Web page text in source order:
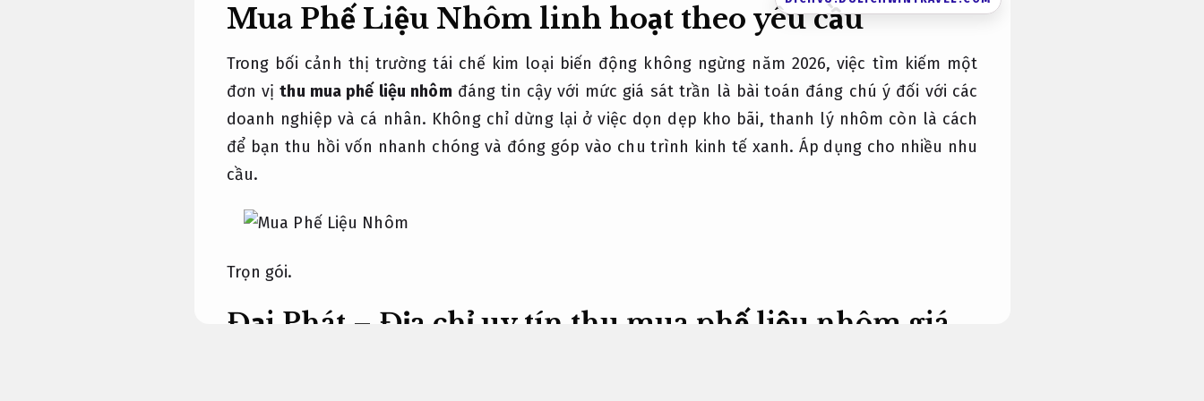
Mua Phế Liệu Nhôm linh hoạt theo yêu cầu
Trong bối cảnh thị trường tái chế kim loại biến động không ngừng năm 2026, việc tìm kiếm một
đơn vịthu mua phế liệu nhôm đáng tin cậy với mức giá sát trần là bài toán đáng chú ý đối với các
doanh nghiệp và cá nhân. Không chỉ dừng lại ở việc dọn dẹp kho bãi, thanh lý nhôm còn là cách
để bạn thu hồi vốn nhanh chóng và đóng góp vào chu trình kinh tế xanh.Áp dụng cho nhiều nhu
cầu.
Trọn gói.
Đại Phát – Địa chỉ uy tín thu mua phế liệu nhôm giá